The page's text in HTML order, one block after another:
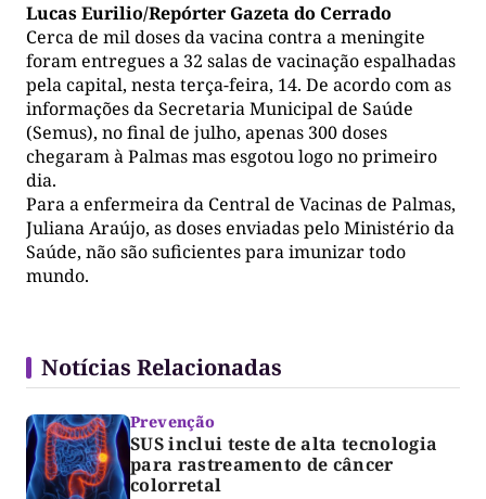
Lucas Eurilio/Repórter Gazeta do Cerrado
Cerca de mil doses da vacina contra a meningite
foram entregues a 32 salas de vacinação espalhadas
pela capital, nesta terça-feira, 14. De acordo com as
informações da Secretaria Municipal de Saúde
(Semus), no final de julho, apenas 300 doses
chegaram à Palmas mas esgotou logo no primeiro
dia.
Para a enfermeira da Central de Vacinas de Palmas,
Juliana Araújo, as doses enviadas pelo Ministério da
Saúde, não são suficientes para imunizar todo
mundo.
Notícias Relacionadas
Prevenção
SUS inclui teste de alta tecnologia
para rastreamento de câncer
colorretal